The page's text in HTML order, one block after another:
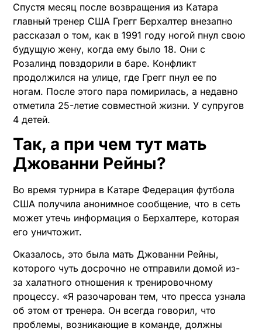
Спустя месяц после возвращения из Катара
главный тренер США Грегг Берхалтер внезапно
рассказал о том, как в 1991 году ногой пнул свою
будущую жену, когда ему было 18. Они с
Розалинд повздорили в баре. Конфликт
продолжился на улице, где Грегг пнул ее по
ногам. После этого пара помирилась, а недавно
отметила 25-летие совместной жизни. У супругов
4 детей.
Так, а при чем тут мать
Джованни Рейны?
Во время турнира в Катаре Федерация футбола
США получила анонимное сообщение, что в сеть
может утечь информация о Берхалтере, которая
его уничтожит.
Оказалось, это была мать Джованни Рейны,
которого чуть досрочно не отправили домой из-
за халатного отношения к тренировочному
процессу. «Я разочарован тем, что пресса узнала
об этом от тренера. Он всегда говорил, что
проблемы, возникающие в команде, должны